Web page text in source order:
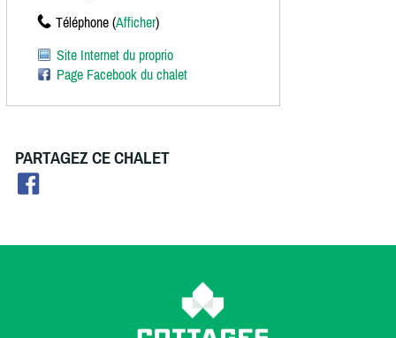
Téléphone (Afficher)
Site Internet du proprio
Page Facebook du chalet
PARTAGEZ CE CHALET